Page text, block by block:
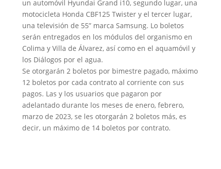
un automóvil Hyundai Grand i10, segundo lugar, una
motocicleta Honda CBF125 Twister y el tercer lugar,
una televisión de 55” marca Samsung. Lo boletos
serán entregados en los módulos del organismo en
Colima y Villa de Álvarez, así como en el aquamóvil y
los Diálogos por el agua.
Se otorgarán 2 boletos por bimestre pagado, máximo
12 boletos por cada contrato al corriente con sus
pagos. Las y los usuarios que pagaron por
adelantado durante los meses de enero, febrero,
marzo de 2023, se les otorgarán 2 boletos más, es
decir, un máximo de 14 boletos por contrato.